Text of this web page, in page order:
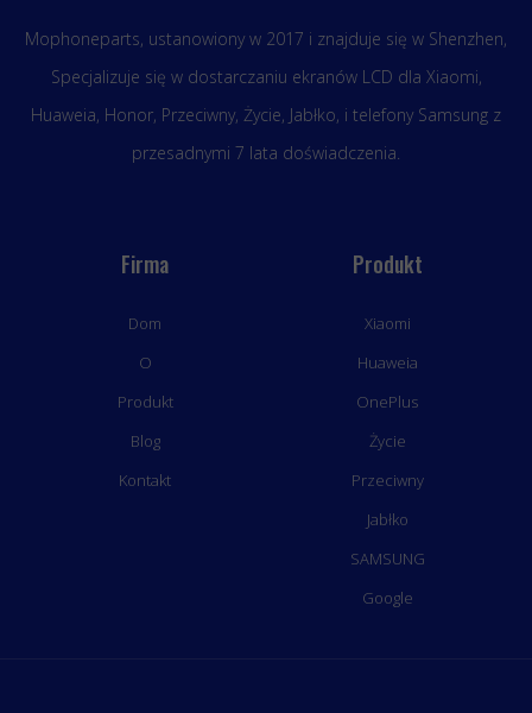
Mophoneparts, ustanowiony w 2017 i znajduje się w Shenzhen,
Specjalizuje się w dostarczaniu ekranów LCD dla Xiaomi,
Huaweia, Honor, Przeciwny, Życie, Jabłko, i telefony Samsung z
przesadnymi 7 lata doświadczenia.
Firma
Dom
O
Produkt
Blog
Kontakt
Produkt
Xiaomi
Huaweia
OnePlus
Życie
Przeciwny
Jabłko
SAMSUNG
Google